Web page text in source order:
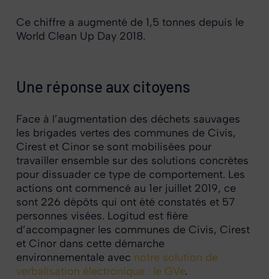
Ce chiffre a augmenté de 1,5 tonnes depuis le
World Clean Up Day 2018.
Une réponse aux citoyens
Face à l’augmentation des déchets sauvages
les brigades vertes des communes de Civis,
Cirest et Cinor se sont mobilisées pour
travailler ensemble sur des solutions concrètes
pour dissuader ce type de comportement. Les
actions ont commencé au 1er juillet 2019, ce
sont 226 dépôts qui ont été constatés et 57
personnes visées. Logitud est fière
d’accompagner les communes de Civis, Cirest
et Cinor dans cette démarche
environnementale avec notre solution de
verbalisation électronique : le GVe.